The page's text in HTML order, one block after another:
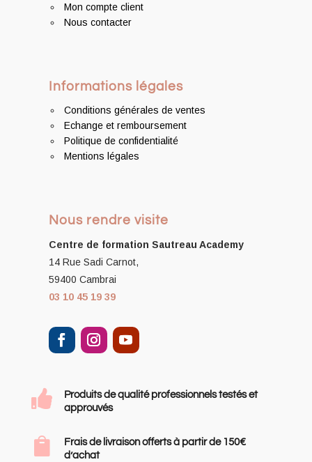
Mon compte client
Nous contacter
Informations légales
Conditions générales de ventes
Echange et remboursement
Politique de confidentialité
Mentions légales
Nous rendre visite
Centre de formation Sautreau Academy
14 Rue Sadi Carnot,
59400 Cambrai
03 10 45 19 39

Produits de qualité professionnels testés et
approuvés

Frais de livraison offerts à partir de 150€
d’achat